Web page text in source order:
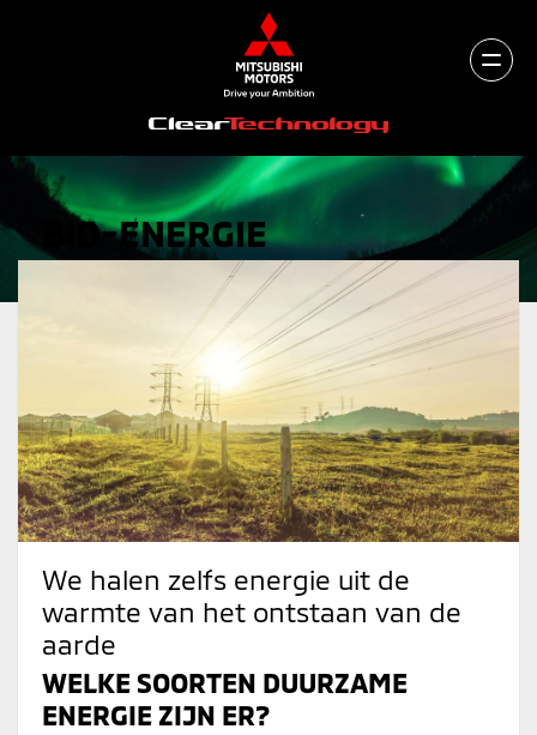
BIO-ENERGIE
We halen zelfs energie uit de
warmte van het ontstaan van de
aarde
WELKE SOORTEN DUURZAME
ENERGIE ZIJN ER?